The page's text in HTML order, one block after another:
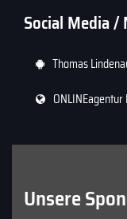
Social Media /
Thomas
Unsere